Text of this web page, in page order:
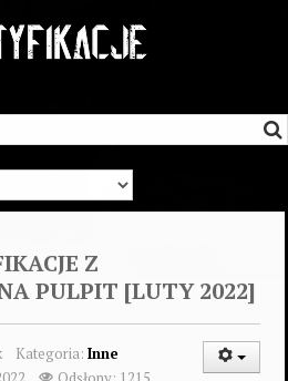
Z
PULPIT [LUTY 2022]
Kategoria: Inne